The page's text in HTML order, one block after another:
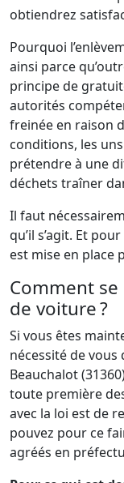
obtiendrez
Pourquoi
ainsi parce
principe de
autorités
freinée en raison
conditions, les
prétendre à une
déchets traîner
Il faut
qu’il s’agit. Et
est mise en place
Comment se
de voiture ?
Si vous êtes
nécessité de vous
Beauchalot
toute première
avec la loi est de
pouvez pour ce
agréés en